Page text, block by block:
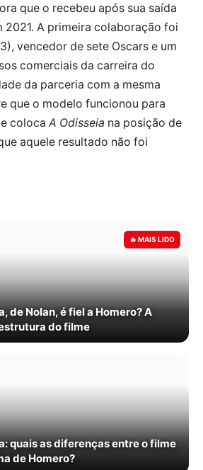
que o recebeu após sua saída
2021. A primeira colaboração foi
vencedor de sete Oscars e um
comerciais da carreira do
da parceria com a mesma
que o modelo funcionou para
coloca A Odisseia na posição de
aquele resultado não foi
de Nolan, é fiel a Homero? A
do filme
quais as diferenças entre o filme
de Homero?